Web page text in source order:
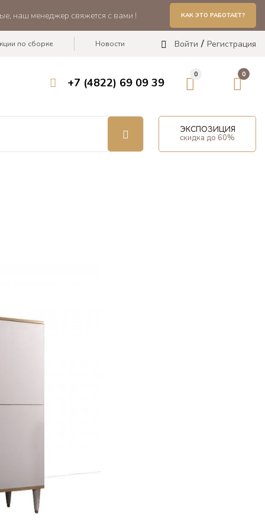
наш менеджер свяжется с вами ! КАК ЭТО РАБОТАЕТ?
Войти Регистрация
по сборке Новости
+7 (4822) 69 09 39
0 0
ЭКСПОЗИЦИЯ
скидка до 60%